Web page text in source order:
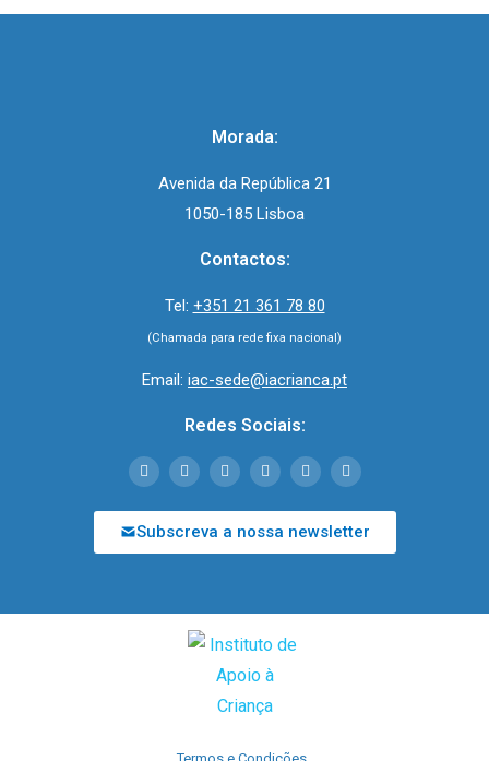
Morada:
Avenida da República 21
1050-185 Lisboa
Contactos:
Tel: +351 21 361 78 80
(Chamada para rede fixa nacional)
Email: iac-sede@iacrianca.pt
Redes Sociais:
Subscreva a nossa newsletter
Termos e Condições